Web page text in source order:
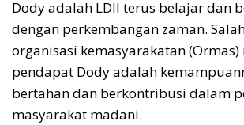
Dody adalah LDII terus belajar dan
dengan perkembangan zaman.
organisasi kemasyarakatan
pendapat Dody adalah
bertahan dan berkontribusi dalam
masyarakat madani.